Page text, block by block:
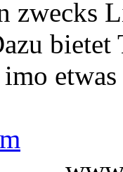
zwecks
bietet